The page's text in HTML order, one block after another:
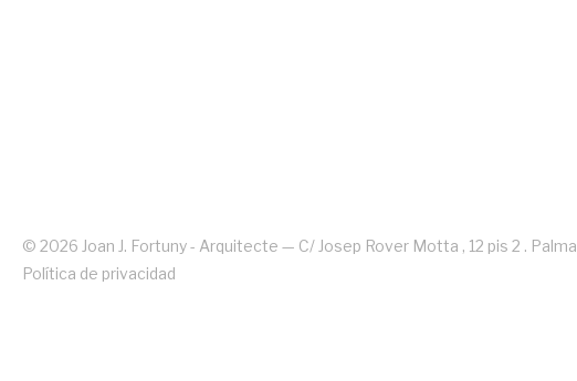
© 2026 Joan J. Fortuny - Arquitecte — C/ Josep Rover Motta , 12 pis 2 . Palma
Política de privacidad